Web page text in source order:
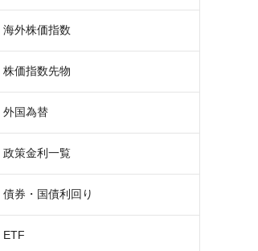
海外株価指数
株価指数先物
外国為替
政策金利一覧
債券・国債利回り
ETF